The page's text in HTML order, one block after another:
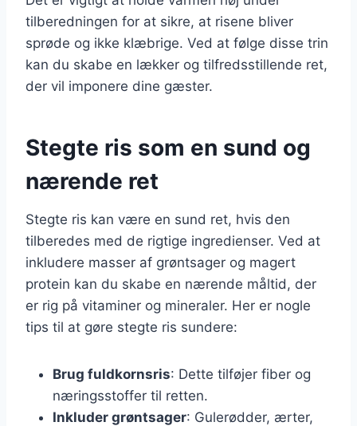
tilberedningen for at sikre, at risene bliver
sprøde og ikke klæbrige. Ved at følge disse trin
kan du skabe en lækker og tilfredsstillende ret,
der vil imponere dine gæster.
Stegte ris som en sund og
nærende ret
Stegte ris kan være en sund ret, hvis den
tilberedes med de rigtige ingredienser. Ved at
inkludere masser af grøntsager og magert
protein kan du skabe en nærende måltid, der
er rig på vitaminer og mineraler. Her er nogle
tips til at gøre stegte ris sundere:
Brug fuldkornsris: Dette tilføjer fiber og
næringsstoffer til retten.
Inkluder grøntsager: Gulerødder, ærter,